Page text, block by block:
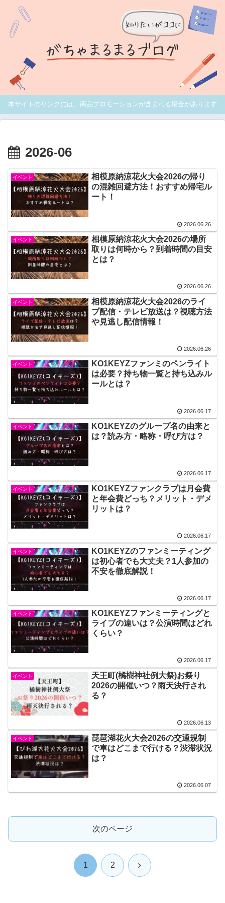
本サイトのリンクには、商品プロモーションが含まれる場合があります
2026-06
イベント
相模原納涼花火大会2026の帰り
の混雑回避方法！おすすめ帰宅ル
ート！
2026.06.26
イベント
相模原納涼花火大会2026の場所
取りは何時から？到着時間の目安
とは？
2026.06.26
イベント
相模原納涼花火大会2026のライ
ブ配信・テレビ放送は？視聴方法
や見逃し配信情報！
2026.06.26
イベント
KO1KEYZファンミのペンライト
は必要？持ち物一覧と持ち込みル
ールとは？
2026.06.17
イベント
KO1KEYZのグループ名の由来と
は？読み方・略称・呼び方は？
2026.06.17
イベント
KO1KEYZファンクラブは月会費
と年会費どっち？メリット・デメ
リットは？
2026.06.17
イベント
KO1KEYZのファンミーティング
は初心者でも大丈夫？1人参加の
不安を徹底解説！
2026.06.17
イベント
KO1KEYZファンミーティングと
ライブの違いは？公演時間はどれ
くらい？
2026.06.17
イベント
天王町(橘樹神社例大祭)お祭り
2026の開催いつ？雨天決行され
る？
2026.06.13
イベント
琵琶湖花火大会2026の交通規制
で車はどこまで行ける？渋滞状況
は？
2026.06.07
次のページ
1 2 次